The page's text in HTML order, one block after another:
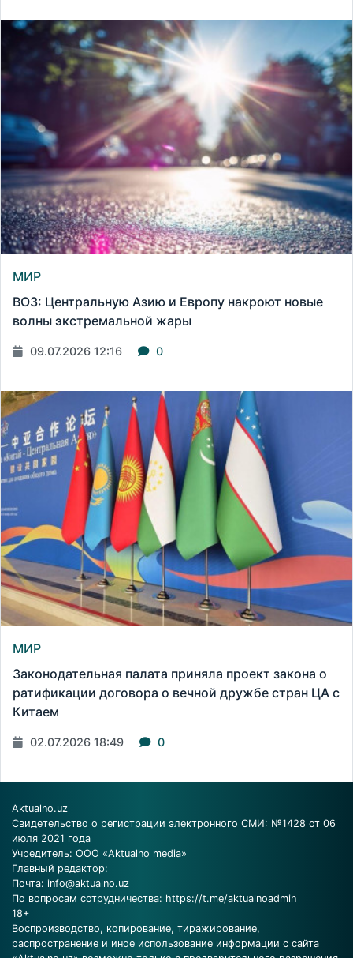
МИР
ВОЗ: Центральную Азию и Европу накроют новые
волны экстремальной жары
09.07.2026 12:16 0
МИР
Законодательная палата приняла проект закона о
ратификации договора о вечной дружбе стран ЦА с
Китаем
02.07.2026 18:49 0
Aktualno.uz
Свидетельство о регистрации электронного СМИ: №1428 от 06
июля 2021 года
Учредитель: ООО «Aktualno media»
Главный редактор:
Почта: info@aktualno.uz
По вопросам сотрудничества: https://t.me/aktualnoadmin
18+
Воспроизводство, копирование, тиражирование,
распространение и иное использование информации с сайта